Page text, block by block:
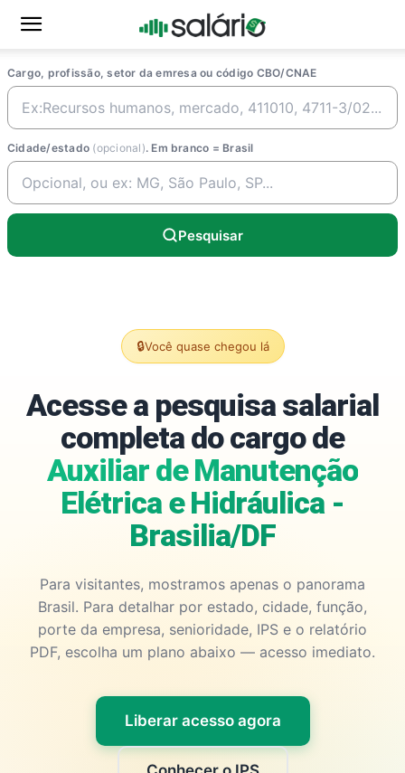
Cargo, profissão, setor da emresa ou código CBO/CNAE
Cidade/estado (opcional). Em branco = Brasil
Pesquisar
🔒Você quase chegou lá
Acesse a pesquisa salarial
completa do cargo de
Auxiliar de Manutenção
Elétrica e Hidráulica -
Brasilia/DF
Para visitantes, mostramos apenas o panorama
Brasil. Para detalhar por estado, cidade, função,
porte da empresa, senioridade, IPS e o relatório
PDF, escolha um plano abaixo — acesso imediato.
Liberar acesso agora